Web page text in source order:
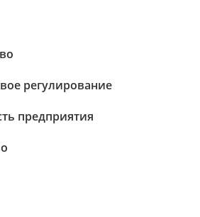
регулирование
предприятия